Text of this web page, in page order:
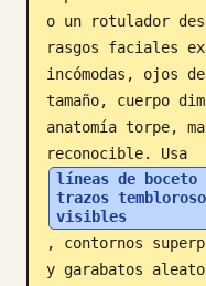
o un rotulador
rasgos faciales
incómodas, ojos
tamaño, cuerpo
anatomía torpe,
reconocible. Usa
líneas de
trazos
visibles
, contornos
y garabatos